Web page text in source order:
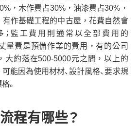
，木作費占30%，油漆費占30%，
作基礎工程的中古屋，花費自然會
；監工費用則通常以全部費用的
量費是預備作業的費用，有的公司
大約落在500-5000元之間，以上的
能因為使用材材、設計風格、要求規
。
程有哪些？